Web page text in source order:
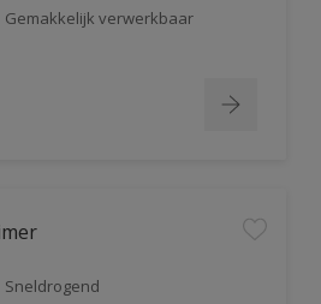
Gemakkelijk verwerkbaar
Sneldrogend